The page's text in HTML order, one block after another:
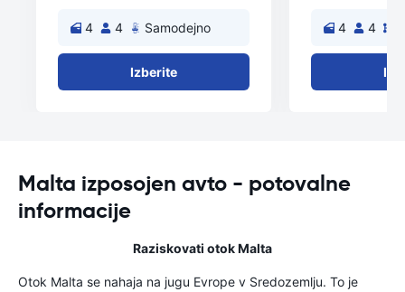
4 4 Samodejno
Izberite
4 4
Malta izposojen avto - potovalne
informacije
Raziskovati otok Malta
Otok Malta se nahaja na jugu Evrope v Sredozemlju. To je